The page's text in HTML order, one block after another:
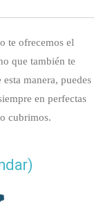
te ofrecemos el
que también te
manera, puedes
en perfectas
cubrimos.